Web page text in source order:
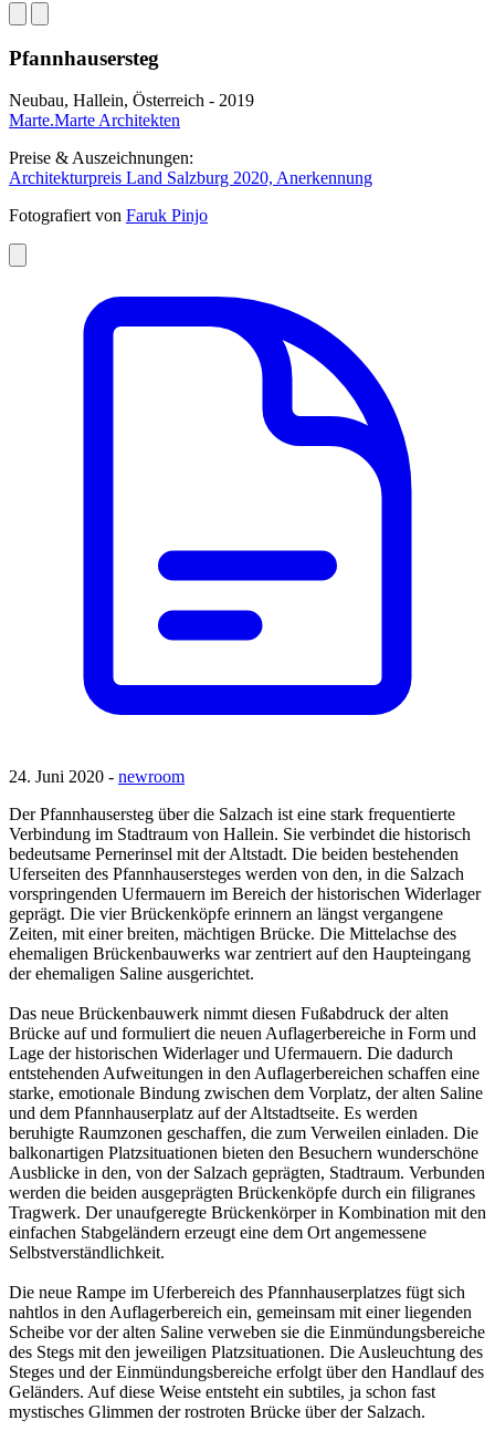
Pfannhausersteg
Neubau, Hallein, Österreich - 2019
Marte.Marte Architekten
Preise & Auszeichnungen:
Architekturpreis Land Salzburg 2020, Anerkennung
Fotografiert von Faruk Pinjo
24. Juni 2020 - newroom
Der Pfannhausersteg über die Salzach ist eine stark frequentierte
Verbindung im Stadtraum von Hallein. Sie verbindet die historisch
bedeutsame Pernerinsel mit der Altstadt. Die beiden bestehenden
Uferseiten des Pfannhausersteges werden von den, in die Salzach
vorspringenden Ufermauern im Bereich der historischen Widerlager
geprägt. Die vier Brückenköpfe erinnern an längst vergangene
Zeiten, mit einer breiten, mächtigen Brücke. Die Mittelachse des
ehemaligen Brückenbauwerks war zentriert auf den Haupteingang
der ehemaligen Saline ausgerichtet.
Das neue Brückenbauwerk nimmt diesen Fußabdruck der alten
Brücke auf und formuliert die neuen Auflagerbereiche in Form und
Lage der historischen Widerlager und Ufermauern. Die dadurch
entstehenden Aufweitungen in den Auflagerbereichen schaffen eine
starke, emotionale Bindung zwischen dem Vorplatz, der alten Saline
und dem Pfannhauserplatz auf der Altstadtseite. Es werden
beruhigte Raumzonen geschaffen, die zum Verweilen einladen. Die
balkonartigen Platzsituationen bieten den Besuchern wunderschöne
Ausblicke in den, von der Salzach geprägten, Stadtraum. Verbunden
werden die beiden ausgeprägten Brückenköpfe durch ein filigranes
Tragwerk. Der unaufgeregte Brückenkörper in Kombination mit den
einfachen Stabgeländern erzeugt eine dem Ort angemessene
Selbstverständlichkeit.
Die neue Rampe im Uferbereich des Pfannhauserplatzes fügt sich
nahtlos in den Auflagerbereich ein, gemeinsam mit einer liegenden
Scheibe vor der alten Saline verweben sie die Einmündungsbereiche
des Stegs mit den jeweiligen Platzsituationen. Die Ausleuchtung des
Steges und der Einmündungsbereiche erfolgt über den Handlauf des
Geländers. Auf diese Weise entsteht ein subtiles, ja schon fast
mystisches Glimmen der rostroten Brücke über der Salzach.